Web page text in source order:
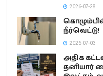
2026-07-28
நீர்வெட்டு!
2026-07-03
அதிக
தனியார்